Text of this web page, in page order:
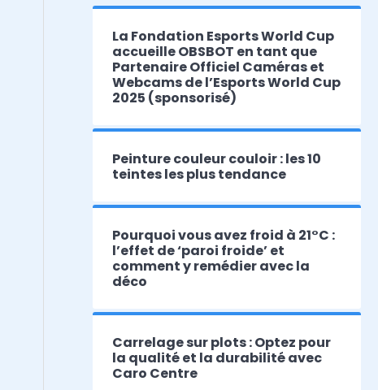
La Fondation Esports World Cup
accueille OBSBOT en tant que
Partenaire Officiel Caméras et
Webcams de l’Esports World Cup
2025 (sponsorisé)
Peinture couleur couloir : les 10
teintes les plus tendance
Pourquoi vous avez froid à 21°C :
l’effet de ‘paroi froide’ et
comment y remédier avec la
déco
Carrelage sur plots : Optez pour
la qualité et la durabilité avec
Caro Centre